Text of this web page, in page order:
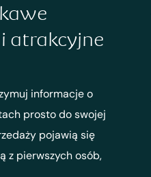
atrakcyjne
informacje o
prosto do swojej
pojawią się
z pierwszych osób,